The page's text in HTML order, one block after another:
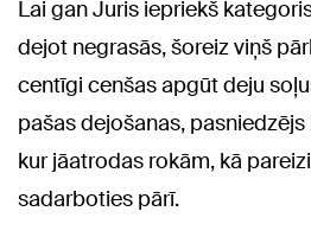
Lai gan Juris iepriekš
dejot negrasās, šoreiz viņš
centīgi cenšas apgūt deju
pašas dejošanas,
kur jāatrodas rokām, kā
sadarboties pārī.